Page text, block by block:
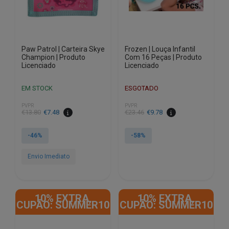
Paw Patrol | Carteira Skye
Champion | Produto
Licenciado
EM STOCK
PVPR
€13.80
O
original
€13.80.
€7.48
O
atual
€7.48.
-46%
Envio Imediato
Frozen | Louça Infantil
Com 16 Peças | Produto
Licenciado
ESGOTADO
PVPR
€23.46
O
original
€9.78
O
atual
-58%
10% EXTRA,
CUPÃO: SUMMER10
10% EXTRA,
CUPÃO: SUMMER10